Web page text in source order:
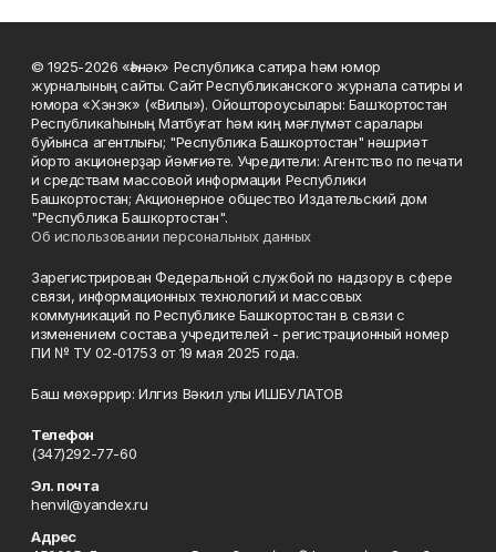
© 1925-2026 «Һәнәк» Республика сатира һәм юмор
журналының сайты. Сайт Республиканского журнала сатиры и
юмора «Хэнэк» («Вилы»). Ойоштороусылары: Башҡортостан
Республикаһының Матбуғат һәм киң мәғлүмәт саралары
буйынса агентлығы; "Республика Башкортостан" нәшриәт
йорто акционерҙар йәмғиәте. Учредители: Агентство по печати
и средствам массовой информации Республики
Башкортостан; Акционерное общество Издательский дом
"Республика Башкортостан".
Об использовании персональных данных
Зарегистрирован Федеральной службой по надзору в сфере
связи, информационных технологий и массовых
коммуникаций по Республике Башкортостан в связи с
изменением состава учредителей - регистрационный номер
ПИ № ТУ 02-01753 от 19 мая 2025 года.
Баш мөхәррир: Илгиз Вәкил улы ИШБУЛАТОВ
Телефон
(347)292-77-60
Эл. почта
henvil@yandex.ru
Адрес